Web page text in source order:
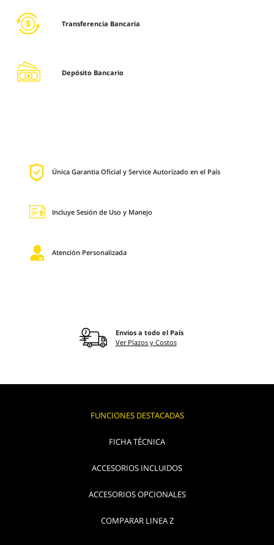
Transferencia Bancaria
Depósito Bancario
Única Garantia Oficial y Service Autorizado en el País
Incluye Sesión de Uso y Manejo
Atención Personalizada
Envios a todo el País
Ver Plazos y Costos
FUNCIONES DESTACADAS
FICHA TÉCNICA
ACCESORIOS INCLUIDOS
ACCESORIOS OPCIONALES
COMPARAR LINEA Z